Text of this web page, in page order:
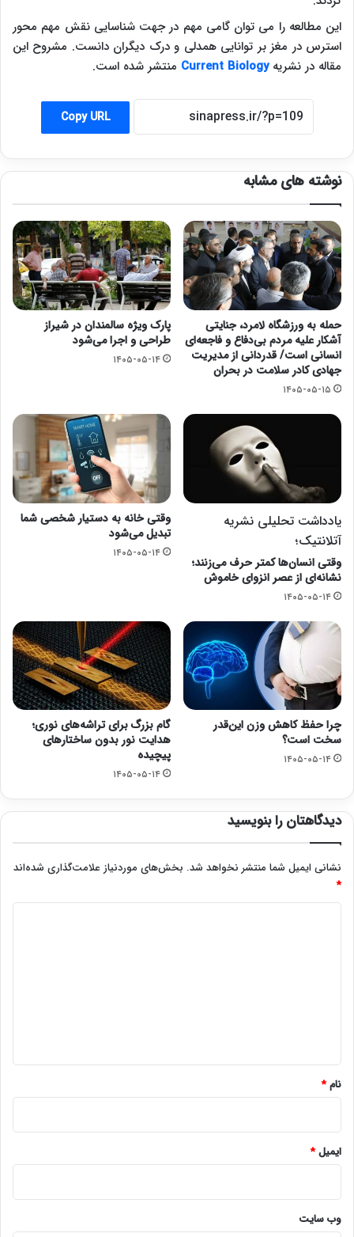
این مطالعه را می توان گامی مهم در جهت شناسایی نقش مهم محور
استرس در مغز بر توانایی همدلی و درک دیگران دانست. مشروح این
مقاله در نشریهCurrent Biology منتشر شده است.
Copy URL
نوشته های مشابه
حمله به ورزشگاه لامرد، جنایتی
آشکار علیه مردم بی‌دفاع و فاجعه‌ای
انسانی است/ قدردانی از مدیریت
جهادی کادر سلامت در بحران
۱۴۰۵-۰۵-۱۵
پارک ویژه سالمندان در شیراز
طراحی و اجرا می‌شود
۱۴۰۵-۰۵-۱۴
یادداشت تحلیلی نشریه
آتلانتیک؛
وقتی انسان‌ها کمتر حرف می‌زنند؛
نشانه‌ای از عصر انزوای خاموش
۱۴۰۵-۰۵-۱۴
وقتی خانه به دستیار شخصی شما
تبدیل می‌شود
۱۴۰۵-۰۵-۱۴
چرا حفظ کاهش وزن این‌قدر
سخت است؟
۱۴۰۵-۰۵-۱۴
گام بزرگ برای تراشه‌های نوری؛
هدایت نور بدون ساختارهای
پیچیده
۱۴۰۵-۰۵-۱۴
دیدگاهتان را بنویسید
نشانی ایمیل شما منتشر نخواهد شد. بخش‌های موردنیاز علامت‌گذاری شده‌اند
*
نام*
ایمیل*
وب‌ سایت